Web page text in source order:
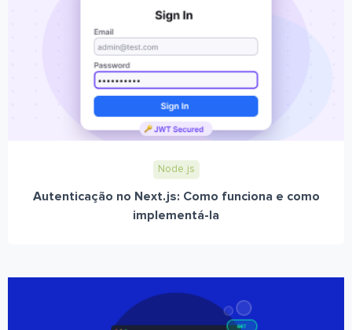
Node.js
Autenticação no Next.js: Como funciona e como
implementá-la